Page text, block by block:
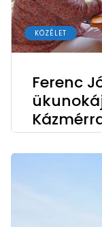
KÖZÉLET
Ferenc